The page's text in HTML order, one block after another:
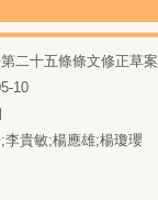
二十五條條文修正草案
10
李貴敏;楊應雄;楊瓊瓔